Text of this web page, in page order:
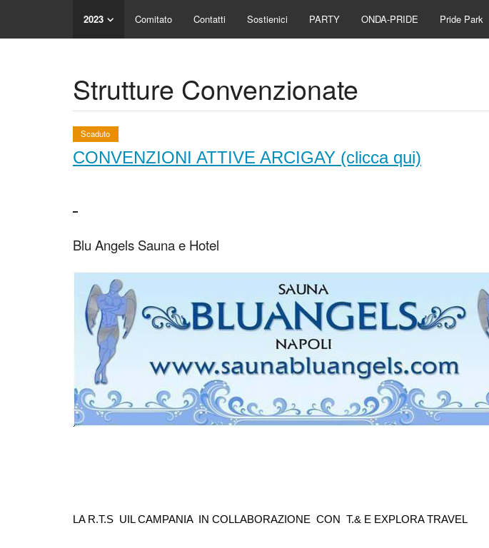
2023 Comitato Contatti Sostienici PARTY ONDA-PRIDE Pride Park
Strutture Convenzionate
Scaduto
CONVENZIONI ATTIVE ARCIGAY (clicca qui)
Blu Angels Sauna e Hotel
LA R.T.S UIL CAMPANIA IN COLLABORAZIONE CON T.& E EXPLORA TRAVEL